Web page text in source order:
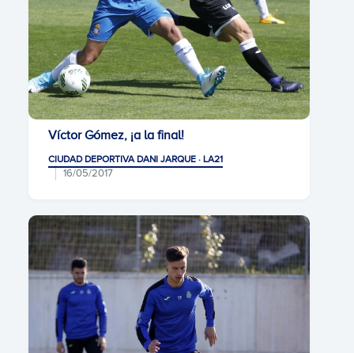
Víctor Gómez, ¡a la final!
CIUDAD DEPORTIVA DANI JARQUE · LA21
16/05/2017